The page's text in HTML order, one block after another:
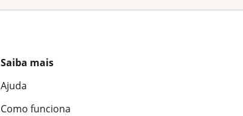
Saiba mais
Ajuda
Como funciona